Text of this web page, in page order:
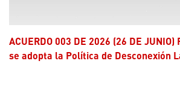
ACUERDO 003 DE 2026 (26 DE JUNIO) Por medio del cual
se adopta la Política de Desconexión